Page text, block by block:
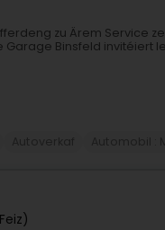
zu Ärem Service
Garage Binsfeld invitéiert